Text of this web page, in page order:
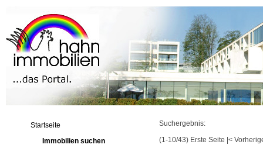
Startseite
Immobilien suchen
Suchergebnis:
(1-10/43) Erste Seite <